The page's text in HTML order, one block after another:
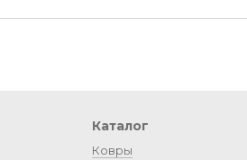
Каталог
Ковры